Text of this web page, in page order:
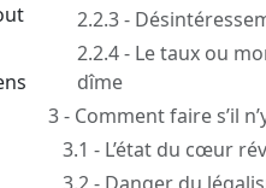
2.2.3 -
2.2.4 - Le taux ou
dîme
3 - Comment faire s’il
3.1 - L’état du cœur